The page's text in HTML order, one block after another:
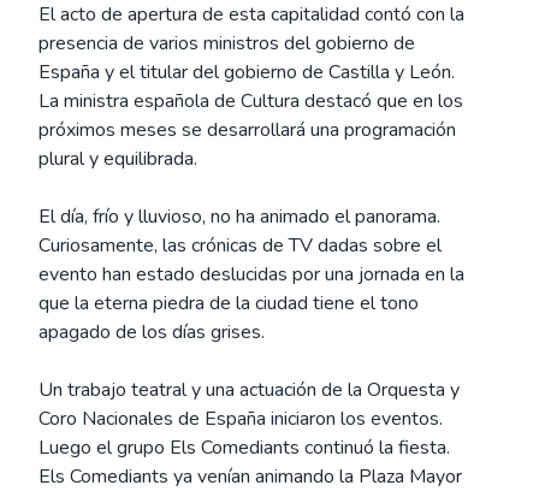
El acto de apertura de esta capitalidad contó con la
presencia de varios ministros del gobierno de
España y el titular del gobierno de Castilla y León.
La ministra española de Cultura destacó que en los
próximos meses se desarrollará una programación
plural y equilibrada.
El día, frío y lluvioso, no ha animado el panorama.
Curiosamente, las crónicas de TV dadas sobre el
evento han estado deslucidas por una jornada en la
que la eterna piedra de la ciudad tiene el tono
apagado de los días grises.
Un trabajo teatral y una actuación de la Orquesta y
Coro Nacionales de España iniciaron los eventos.
Luego el grupo Els Comediants continuó la fiesta.
Els Comediants ya venían animando la Plaza Mayor